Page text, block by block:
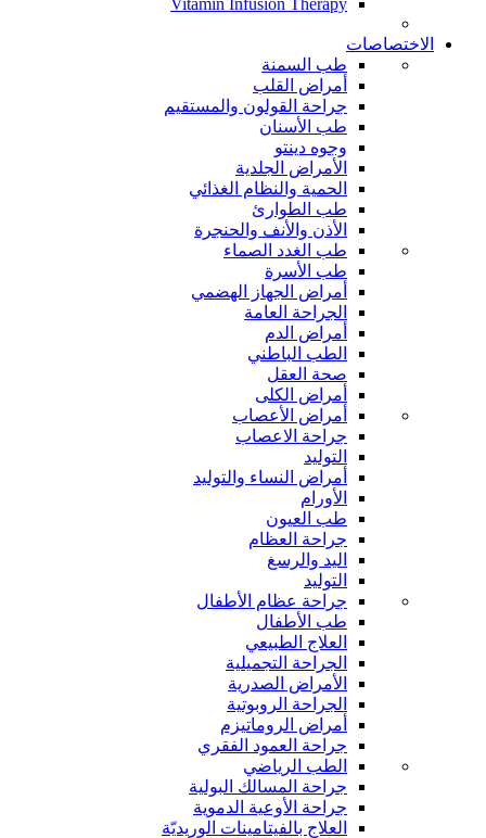
الاختصاصات
طب السمنة
أمراض القلب
جراحة القولون والمستقيم
طب الأسنان
وجوه دينتو
الأمراض الجلدية
الحمية والنظام الغذائي
طب الطوارئ
الأذن والأنف والحنجرة
طب الغدد الصماء
طب الأسرة
أمراض الجهاز الهضمي
الجراحة العامة
أمراض الدم
الطب الباطني
صحة العقل
أمراض الكلى
أمراض الأعصاب
جراحة الاعصاب
التوليد
أمراض النساء والتوليد
الأورام
طب العيون
جراحة العظام
اليد والرسغ
التوليد
جراحة عظام الأطفال
طب الأطفال
العلاج الطبيعي
الجراحة التجميلية
الأمراض الصدرية
الجراحة الروبوتية
أمراض الروماتيزم
جراحة العمود الفقري
الطب الرياضي
جراحة المسالك البولية
جراحة الأوعية الدموية
العلاج بالفيتامينات الوريديّة